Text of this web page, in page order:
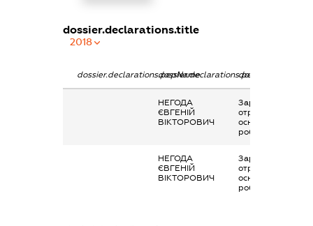
dossier.declarations.title
2018
dossier.declarations.pepNamedossier.declarations.personName
НЕГОДА
ЄВГЕНІЙ
ВІКТОРОВИЧ
Заробітна плата
отримана за
основним місцем
роботи
НЕГОДА
ЄВГЕНІЙ
ВІКТОРОВИЧ
Заробітна плата
отримана за
основним місцем
роботи